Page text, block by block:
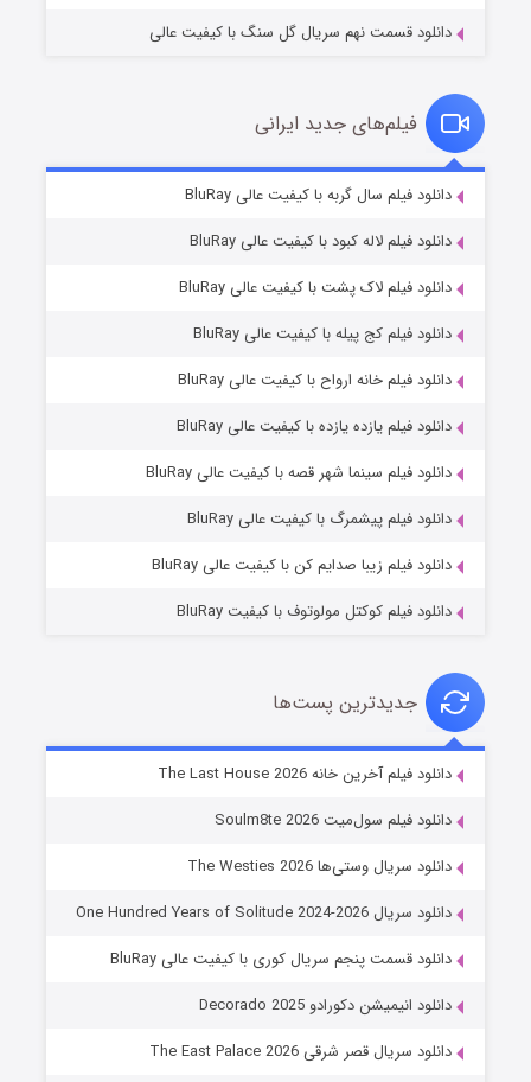
قسمت۲ (زیرنویس) منتشر شد
شوگر فصل ۲
خاندان اژدها فصل ۳
دانلود قسمت نهم سریال گل سنگ با کیفیت عالی
فیلم‌های جدید ایرانی
دانلود فیلم سال گربه با کیفیت عالی BluRay
دانلود فیلم لاله کبود با کیفیت عالی BluRay
دانلود فیلم لاک پشت با کیفیت عالی BluRay
دانلود فیلم کج‌ پیله با کیفیت عالی BluRay
دانلود فیلم خانه ارواح با کیفیت عالی BluRay
دانلود فیلم یازده یازده با کیفیت عالی BluRay
دانلود فیلم سینما شهر قصه با کیفیت عالی BluRay
دانلود فیلم پیشمرگ با کیفیت عالی BluRay
دانلود فیلم زیبا صدایم کن با کیفیت عالی BluRay
دانلود فیلم کوکتل مولوتوف با کیفیت BluRay
جدیدترین پست‌ها
دانلود فیلم آخرین خانه The Last House 2026
دانلود فیلم سول‌میت Soulm8te 2026
دانلود سریال وستی‌ها The Westies 2026
دانلود سریال One Hundred Years of Solitude 2024-2026
دانلود قسمت پنجم سریال کوری با کیفیت عالی BluRay
دانلود انیمیشن دکورادو Decorado 2025
دانلود سریال قصر شرقی The East Palace 2026